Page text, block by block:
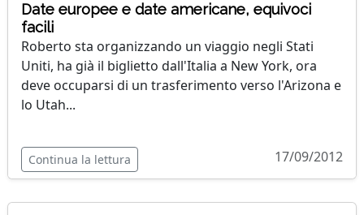
Date europee e date americane, equivoci
facili
Roberto sta organizzando un viaggio negli Stati
Uniti, ha già il biglietto dall'Italia a New York, ora
deve occuparsi di un trasferimento verso l'Arizona e
lo Utah...
Continua la lettura 17/09/2012